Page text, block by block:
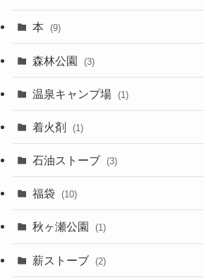
本 (9)
森林公園 (3)
温泉キャンプ場 (1)
着火剤 (1)
石油ストーブ (3)
福袋 (10)
秋ヶ瀬公園 (1)
薪ストーブ (2)